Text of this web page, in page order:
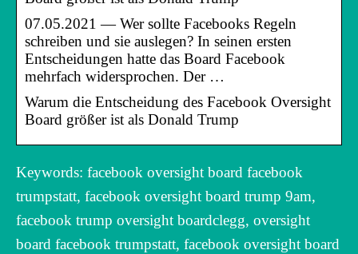
07.05.2021 — Wer sollte Facebooks Regeln
schreiben und sie auslegen? In seinen ersten
Entscheidungen hatte das Board Facebook
mehrfach widersprochen. Der …
Warum die Entscheidung des Facebook Oversight
Board größer ist als Donald Trump
Keywords: facebook oversight board facebook
trumpstatt, facebook oversight board trump 9am,
facebook trump oversight boardclegg, oversight
board facebook trumpstatt, facebook oversight board